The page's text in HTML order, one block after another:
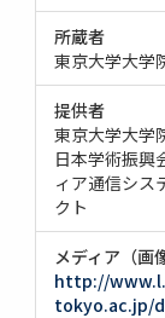
所蔵者
東京大学大学
提供者
東京大学大学
日本学術振興
ィア通信シス
クト
メディア（画
http://
tokyo.ac.jp/